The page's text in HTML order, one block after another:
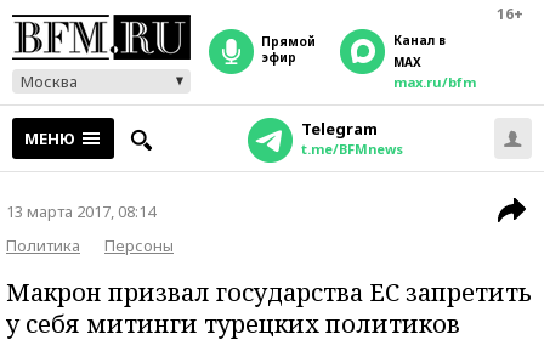
16+
Москва
прямой
эфир
Канал в
MAX
max.ru/bfm
МЕНЮ Telegram
t.me/BFMnews
13 марта 2017, 08:14
Политика
Персоны
Макрон призвал государства ЕС запретить
у себя митинги турецких политиков